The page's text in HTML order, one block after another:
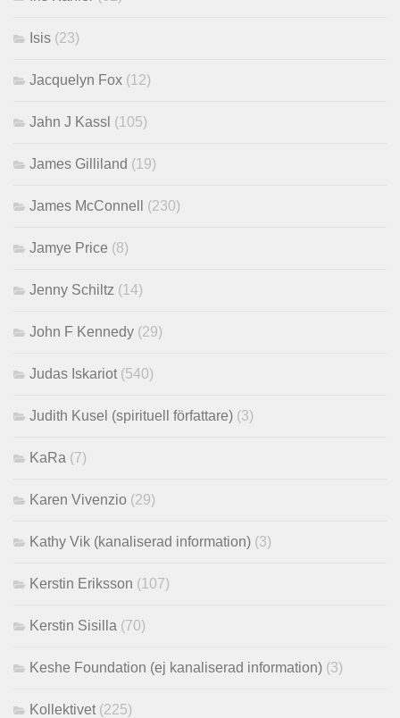
Isis (23)
Jacquelyn Fox (12)
Jahn J Kassl (105)
James Gilliland (19)
James McConnell (230)
Jamye Price (8)
Jenny Schiltz (14)
John F Kennedy (29)
Judas Iskariot (540)
Judith Kusel (spirituell författare) (3)
KaRa (7)
Karen Vivenzio (29)
Kathy Vik (kanaliserad information) (3)
Kerstin Eriksson (107)
Kerstin Sisilla (70)
Keshe Foundation (ej kanaliserad information) (3)
Kollektivet (225)